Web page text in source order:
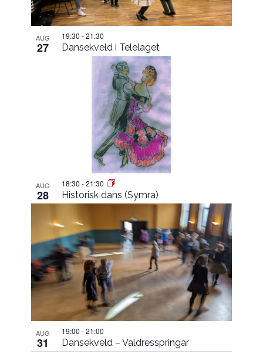
AUG
27 Dansekveld i Telelaget
19:30-21:30
AUG
28 Historisk dans (Symra)
18:30-21:30
AUG
31 Dansekveld – Valdresspringar
19:00-21:00